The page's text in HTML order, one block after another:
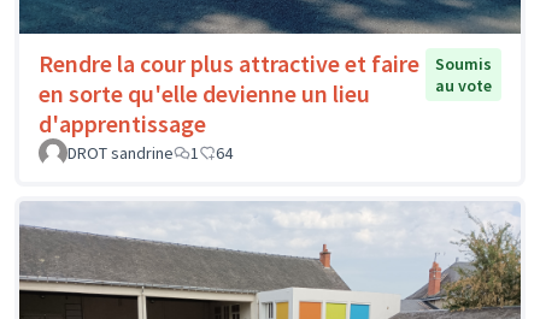
Rendre la cour plus attractive et faire
en sorte qu'elle devienne un lieu
d'apprentissage
Soumis
au vote
DROT sandrine 1 64